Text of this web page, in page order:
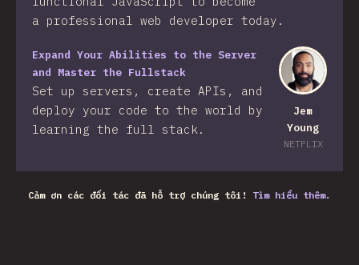
a professional web developer today.
Jem
Young
NETFLIX
Expand Your Abilities to the Server
and Master the Fullstack
Set up servers, create APIs, and
deploy your code to the world by
learning the full stack.
Cảm ơn các đối tác đã hỗ trợ chúng tôi! Tìm hiểu thêm.